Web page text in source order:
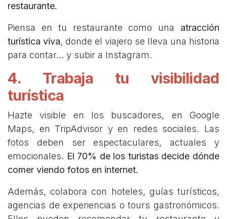
restaurante.
Piensa en tu restaurante como una atracción
turística viva, donde el viajero se lleva una historia
para contar... y subir a Instagram.
4. Trabaja tu visibilidad
turística
Hazte visible en los buscadores, en Google
Maps, en TripAdvisor y en redes sociales. Las
fotos deben ser espectaculares, actuales y
emocionales. El 70% de los turistas decide dónde
comer viendo fotos en internet.
Además, colabora con hoteles, guías turísticos,
agencias de experiencias o tours gastronómicos.